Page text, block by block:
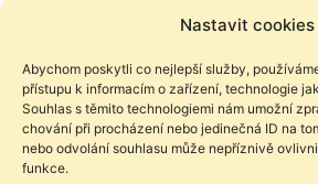
Nastavit cookies
Abychom poskytli co nejlepší služby,
přístupu k informacím o zařízení, technologie
Souhlas s těmito technologiemi nám umožní
chování při procházení nebo jedinečná ID na
nebo odvolání souhlasu může nepříznivě
funkce.
Investování s umělou
Umělá inteligence již dokázala složit
namalovat obraz a začíná skládat
investováním? Zkusili jsme se zeptat